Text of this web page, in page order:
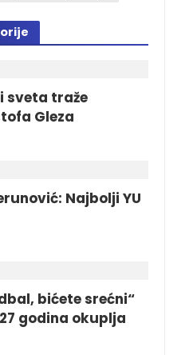
sveta traže
Gleza
Najbolji YU
bićete srećni“
godina okuplja